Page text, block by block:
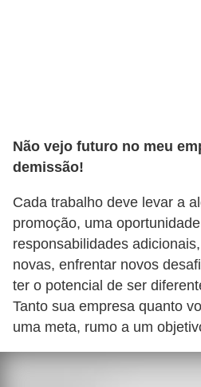
Não vejo futuro no meu
demissão!
Cada trabalho deve levar a
promoção, uma
responsabilidades
novas, enfrentar novos
ter o potencial de ser
Tanto sua empresa quanto
uma meta, rumo a um
a
e
d
e
c
o
n
t